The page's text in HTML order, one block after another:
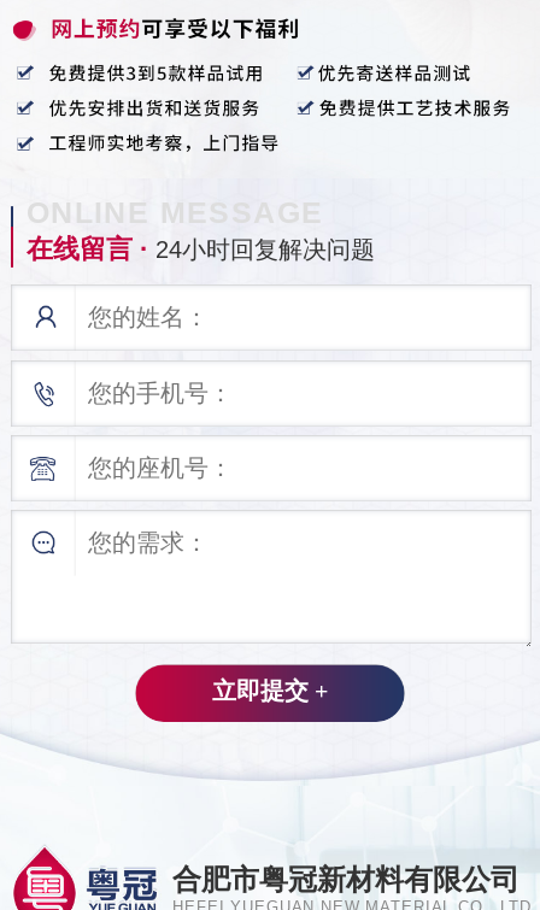
ONLINE MESSAGE
在线留言 · 24小时回复解决问题
合肥市粤冠新材料有限公司